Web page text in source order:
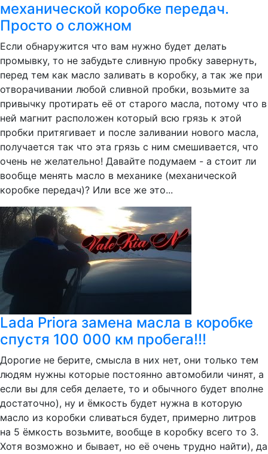
механической коробке передач.
Просто о сложном
Если обнаружится что вам нужно будет делать
промывку, то не забудьте сливную пробку завернуть,
перед тем как масло заливать в коробку, а так же при
отворачивании любой сливной пробки, возьмите за
привычку протирать её от старого масла, потому что в
ней магнит расположен который всю грязь к этой
пробки притягивает и после заливании нового масла,
получается так что эта грязь с ним смешивается, что
очень не желательно! Давайте подумаем - а стоит ли
вообще менять масло в механике (механической
коробке передач)? Или все же это...
Lada Priora замена масла в коробке
спустя 100 000 км пробега!!!
Дорогие не берите, смысла в них нет, они только тем
людям нужны которые постоянно автомобили чинят, а
если вы для себя делаете, то и обычного будет вполне
достаточно), ну и ёмкость будет нужна в которую
масло из коробки сливаться будет, примерно литров
на 5 ёмкость возьмите, вообще в коробку всего то 3.
Хотя возможно и бывает, но её очень трудно найти), да